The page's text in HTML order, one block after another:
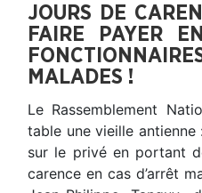
JOURS DE
FAIRE PAYER
MALADES !
Le Rassemblement
table une vieille
sur le privé en portant
carence en cas d’arrêt